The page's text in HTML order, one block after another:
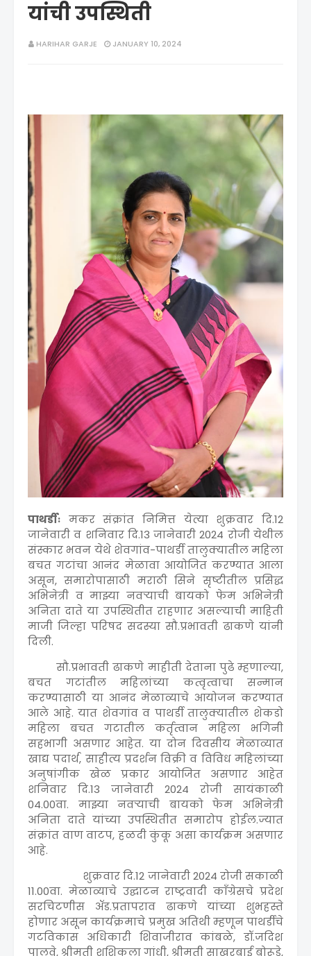
यांची उपस्थिती
HARIHAR GARJE JANUARY 10, 2024
पाथर्डीः मकर संक्रांत निमित्त येत्या शुक्रवार दि.12
जानेवारी व शनिवार दि.13 जानेवारी 2024 रोजी येथील
संस्कार भवन येथे शेवगांव-पाथर्डी तालुक्यातील महिला
बचत गटांचा आनंद मेळावा आयोजित करण्यात आला
असून, समारोपासाठी मराठी सिने सृष्टीतील प्रसिद्ध
अभिनेत्री व माझ्या नवऱ्याची बायको फेम अभिनेत्री
अनिता दाते या उपस्थितीत राहणार असल्याची माहिती
माजी जिल्हा परिषद सदस्या सौ.प्रभावती ढाकणे यांनी
दिली.
सौ.प्रभावती ढाकणे माहीती देताना पुढे म्हणाल्या,
बचत गटांतील महिलांच्या कत्वृत्वाचा सन्मान
करण्यासाठी या आनंद मेळाव्याचे आयोजन करण्यात
आले आहे. यात शेवगांव व पाथर्डी तालुक्यातील शेकडो
महिला बचत गटातील कर्तृत्वान महिला भगिनी
सहभागी असणार आहेत. या दोन दिवसीय मेळाव्यात
खाद्य पदार्थ, साहीत्य प्रदर्शन विक्री व विविध महिलांच्या
अनुषांगीक खेळ प्रकार आयोजित असणार आहेत
शनिवार दि.13 जानेवारी 2024 रोजी सायंकाळी
04.00वा. माझ्या नवऱ्याची बायको फेम अभिनेत्री
अनिता दाते यांच्या उपस्थितीत समारोप होईल.ज्यात
संक्रांत वाण वाटप, हळदी कुंकू असा कार्यक्रम असणार
आहे.
शुक्रवार दि.12 जानेवारी 2024 रोजी सकाळी
11.00वा. मेळाव्याचे उद्घाटन राष्ट्रवादी काँग्रेसचे प्रदेश
सरचिटणीस ॲड.प्रतापराव ढाकणे यांच्या शुभहस्ते
होणार असून कार्यक्रमाचे प्रमुख अतिथी म्हणून पाथर्डीचे
गटविकास अधिकारी शिवाजीराव कांबळे, डॉ.जदिश
पालवे, श्रीमती शशिकला गांधी, श्रीमती साखरबाई बोरूडे,